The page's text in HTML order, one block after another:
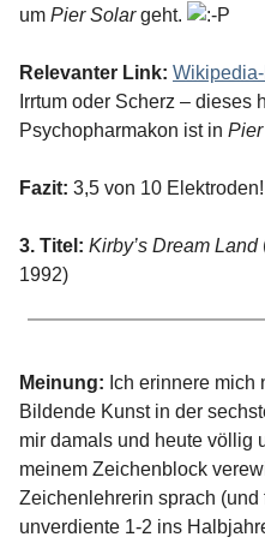
um Pier Solargeht.
Relevanter Link:
Irrtum oder Scherz – dieses
Psychopharmakon ist in
Fazit: 3,5 von 10 Elektroden!
3. Titel: Kirby’s Dream Land
1992)
Meinung: Ich erinnere mich
Bildende Kunst in der
mir damals und heute völlig
meinem Zeichenblock
Zeichenlehrerin sprach
unverdiente 1-2 ins